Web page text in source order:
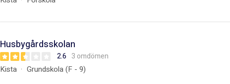
Husbygårdsskolan
2.6 3 omdömen
Kista Grundskola (F - 9)